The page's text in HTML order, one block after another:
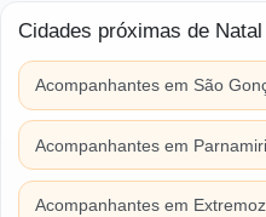
Cidades próximas de Natal
Acompanhantes em São
Acompanhantes em
Acompanhantes em Extremoz